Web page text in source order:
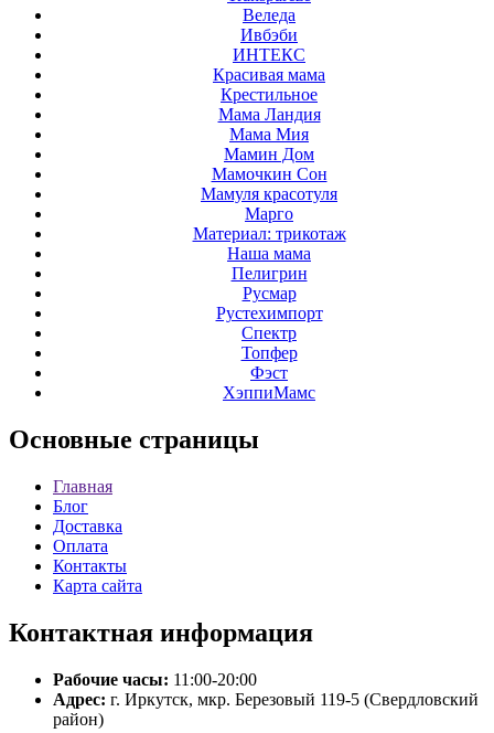
Веледа
Ивбэби
ИНТЕКС
Красивая мама
Крестильное
Мама Ландия
Мама Мия
Мамин Дом
Мамочкин Сон
Мамуля красотуля
Марго
Материал: трикотаж
Наша мама
Пелигрин
Русмар
Рустехимпорт
Спектр
Топфер
Фэст
ХэппиМамс
Основные страницы
Главная
Блог
Доставка
Оплата
Контакты
Карта сайта
Контактная информация
Рабочие часы: 11:00-20:00
Адрес: г. Иркутск, мкр. Березовый 119-5 (Свердловский
район)